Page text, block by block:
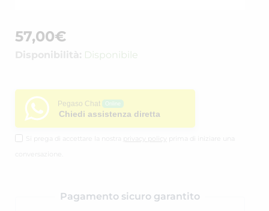
57,00€
Disponibilità: Disponibile
Pegaso Chat
Chiedi assistenza diretta
Si prega di accettare la nostra privacy policy
prima di iniziare una
Pagamento sicuro garantito